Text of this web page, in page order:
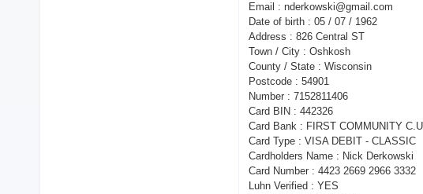
Email : nderkowski@gmail.com
Date of birth : 05 / 07 / 1962
Address : 826 Central ST
Town / City : Oshkosh
County / State : Wisconsin
Postcode : 54901
Number : 7152811406
Card BIN : 442326
Card Bank : FIRST COMMUNITY C.U
Card Type : VISA DEBIT - CLASSIC
Cardholders Name : Nick Derkowski
Card Number : 4423 2669 2966 3332
Luhn Verified : YES